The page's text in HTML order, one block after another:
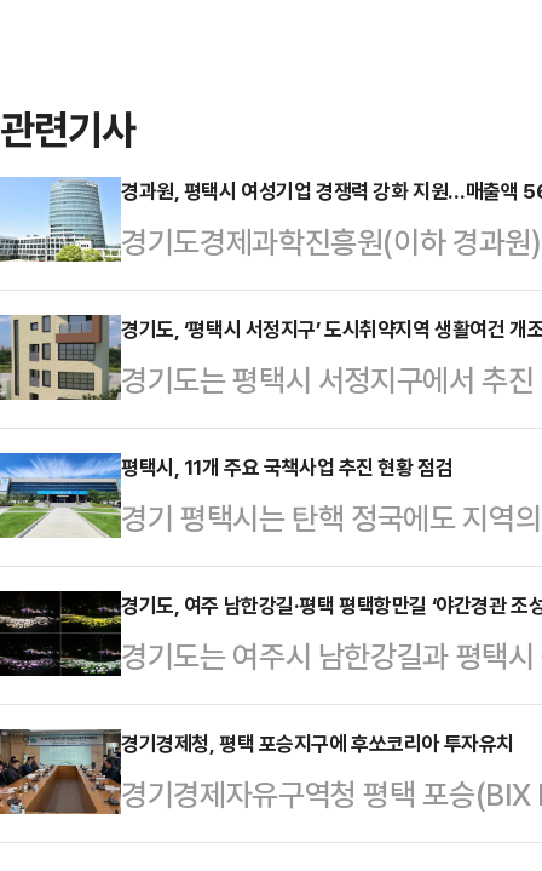
관련기사
경과원, 평택시 여성기업 경쟁력 강화 지원…매출액
경기도경제과학진흥원(이하 경과
업 경쟁력 강화 지원사업’을 통해
나는 등 놀라운 성과를 거뒀다고
업은 평택시 여성기업의 도약을 위
강화부터 국내외 인증 획득, 판로
제공한다.경과원과 평택시는 총사
품 사업화, 마케팅, 근무환경 개선
정된 8개 기업은 …
경기도, ‘평택시 서정지구’ 도시취약지역 생활여건 개
경기도는 평택시 서정지구에서 추
업’이 이달에 준공 한다고 15일 밝
원회 공모 선정으로 시작됐다.평택
시작돼 미군 기지촌, 뉴타운 지역으
로 이번 사업은 지역주민 삶의 질
다.도시취약지역 생활여건 개조사
개선하기 위한 국가 지원 사업이다.
예방 시설 개선, 배수시설 보강…
평택시, 11개 주요 국책사업 추진 현황 점검
경기 평택시는 탄핵 정국에도 지역
록 '주요 국책사업 추진상황 점검
의는 국정의 혼란으로 국책사업이
식에서 진행된 것으로, 임종철 부시
지역의 미래 성장 동력 확보를 위한
전장부품 통합성능평가 기반구축
현황을 점검했다.특히 대통령 탄핵
러운 상황에서…
경기도, 여주 남한강길·평택 평택항만길 ‘야간경관 조
경기도는 여주시 남한강길과 평택
야간경관 조성 사업’이 완료됐다
군을 대상으로 ‘빛으로 행복한 야간
를 선정한 바 있다.이번 여주시 남
원의 예산이 투입돼 주민 의견 수렴
경기경제청, 평택 포승지구에 후쏘코리아 투자유치
경기경제자유구역청 평택 포승
반도체, 2차전지 등 첨단장비 제조